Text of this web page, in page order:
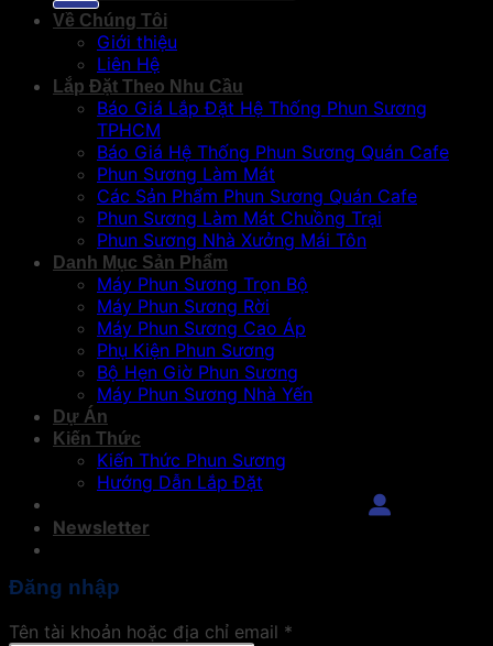
Về Chúng Tôi
Giới thiệu
Liên Hệ
Lắp Đặt Theo Nhu Cầu
Báo Giá Lắp Đặt Hệ Thống Phun Sương
TPHCM
Báo Giá Hệ Thống Phun Sương Quán Cafe
Phun Sương Làm Mát
Các Sản Phẩm Phun Sương Quán Cafe
Phun Sương Làm Mát Chuồng Trại
Phun Sương Nhà Xưởng Mái Tôn
Danh Mục Sản Phẩm
Máy Phun Sương Trọn Bộ
Máy Phun Sương Rời
Máy Phun Sương Cao Áp
Phụ Kiện Phun Sương
Bộ Hẹn Giờ Phun Sương
Máy Phun Sương Nhà Yến
Dự Án
Kiến Thức
Kiến Thức Phun Sương
Hướng Dẫn Lắp Đặt
Newsletter
Đăng nhập
Tên tài khoản hoặc địa chỉ email *